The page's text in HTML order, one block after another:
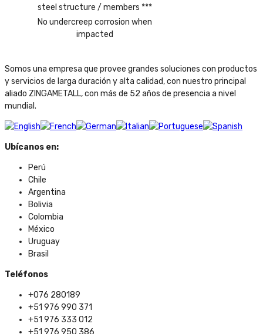
steel structure / members ***
No undercreep corrosion when
impacted
Somos una empresa que provee grandes soluciones con productos
y servicios de larga duración y alta calidad, con nuestro principal
aliado ZINGAMETALL, con más de 52 años de presencia a nivel
mundial.
Ubícanos en:
Perú
Chile
Argentina
Bolivia
Colombia
México
Uruguay
Brasil
Teléfonos
+076 280189
+51 976 990 371
+51 976 333 012